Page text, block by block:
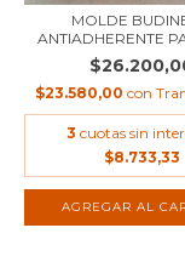
MOLDE
ANTIADHERENTE
Y...
$23.580,00 con
3 cuotas sin
$8.733,33